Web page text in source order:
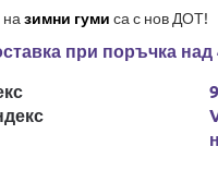
на зимни гуми са с нов ДОТ!
при поръчка